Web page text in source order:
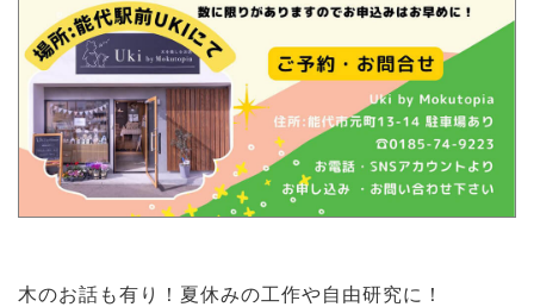
木のお話も有り！夏休みの工作や自由研究に！